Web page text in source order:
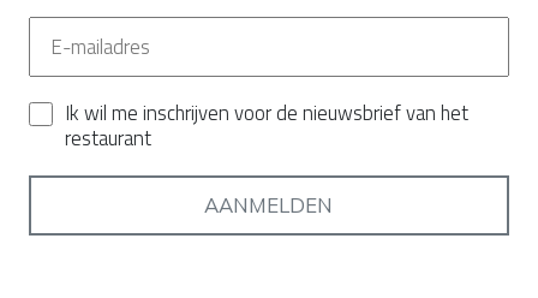
Ik wil me inschrijven voor de nieuwsbrief van het
restaurant